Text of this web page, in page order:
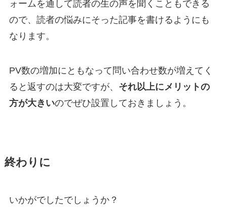
ォームを通して読者の生の声を聞くこともできる
ので、読者の悩みにそった記事を書けるようにも
なります。
PV数の増加にともなって問い合わせ数が増えてく
ると返すのは大変ですが、 それ以上にメリットの
方が大きいのでぜひ設置しておきましょう。
終わりに
いかがでしたでしょうか？